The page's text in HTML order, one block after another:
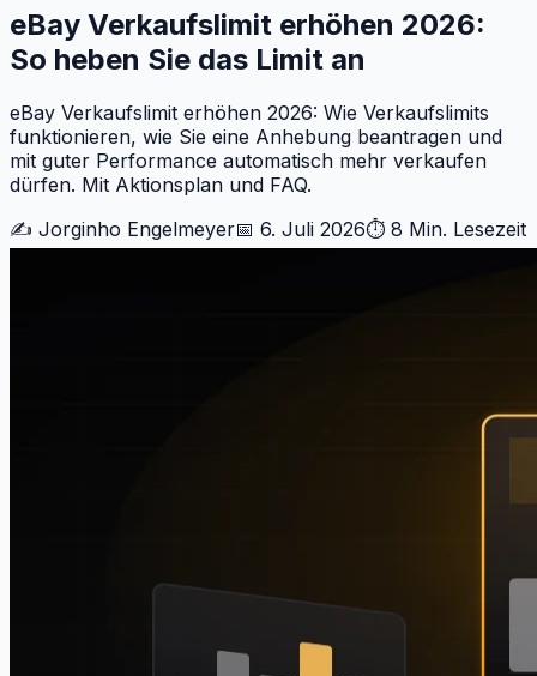
eBay Verkaufslimit erhöhen 2026:
So heben Sie das Limit an
eBay Verkaufslimit erhöhen 2026: Wie Verkaufslimits
funktionieren, wie Sie eine Anhebung beantragen und
mit guter Performance automatisch mehr verkaufen
dürfen. Mit Aktionsplan und FAQ.
✍️ Jorginho Engelmeyer📅 6. Juli 2026⏱ 8 Min. Lesezeit